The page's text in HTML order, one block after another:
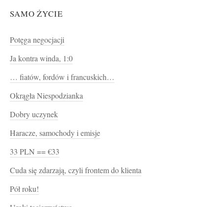
SAMO ŻYCIE
Potęga negocjacji
Ja kontra winda, 1:0
… fiatów, fordów i francuskich…
Okrągła Niespodzianka
Dobry uczynek
Haracze, samochody i emisje
33 PLN == €33
Cuda się zdarzają, czyli frontem do klienta
Pół roku!